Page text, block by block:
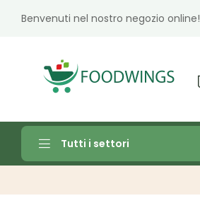
Benvenuti nel nostro negozio online!
Tutti i settori